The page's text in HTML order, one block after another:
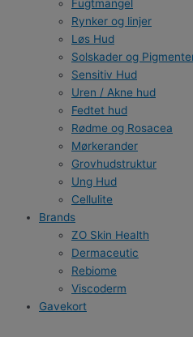
Fugtmangel
Rynker og linjer
Løs Hud
Solskader og
Sensitiv Hud
Uren / Akne hud
Fedtet hud
Rødme og Rosacea
Mørkerander
Grovhudstruktur
Ung Hud
Cellulite
Brands
ZO Skin Health
Dermaceutic
Rebiome
Viscoderm
Gavekort